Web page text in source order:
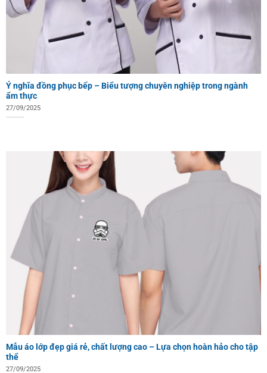
Ý nghĩa đồng phục bếp – Biểu tượng chuyên nghiệp trong ngành
ẩm thực
27/09/2025
Mẫu áo lớp đẹp giá rẻ, chất lượng cao – Lựa chọn hoàn hảo cho tập
thể
27/09/2025